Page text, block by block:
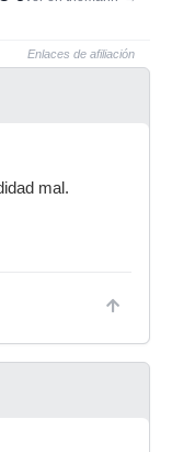
Enlaces de afiliación
mal.